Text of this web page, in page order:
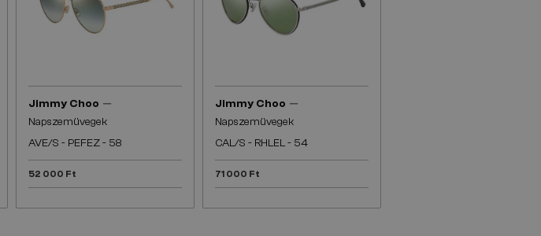
Jimmy Choo —
Napszemüvegek
AVE/S - PEFEZ - 58
52 000 Ft
Jimmy Choo —
Napszemüvegek
CAL/S - RHLEL - 54
71 000 Ft